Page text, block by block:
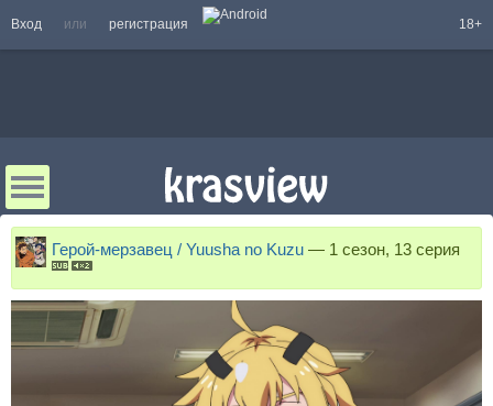
Вход или регистрация 18+
Герой-мерзавец / Yuusha no Kuzu — 1 сезон, 13 серия